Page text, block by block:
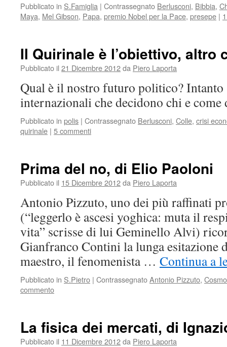
Pubblicato in S.Famiglia | Contrassegnato Berlusconi, Bibbia,
Maya, Mel Gibson, Papa, premio Nobel per la Pace, presepe |
Il Quirinale è l’obiettivo, altro
Pubblicato il 21 Dicembre 2012da Piero Laporta
Qual è il nostro futuro politico?
internazionali che decidono chi e come
Pubblicato in polis | Contrassegnato Berlusconi, Colle, crisi
quirinale | 5 commenti
Prima del no, di Elio Paoloni
Pubblicato il 15 Dicembre 2012da Piero Laporta
Antonio Pizzuto, uno dei più raffinati
(“leggerlo è ascesi yoghica: muta il
vita” scrisse di lui Geminello Alvi)
Gianfranco Contini la lunga esitazione
maestro, il fenomenista … Continua a
Pubblicato in S.Pietro | ContrassegnatoAntonio Pizzuto,
commento
La fisica dei mercati, di
Pubblicato il 11 Dicembre 2012da Piero Laporta